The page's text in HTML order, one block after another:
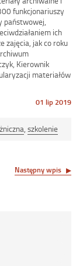
funkcjonariuszy
państwowej,
ich
zajęcia, jak co roku
Kierownik
materiałów
Opublikowano
01 lip 2019
, szkolenie
Następny wpis